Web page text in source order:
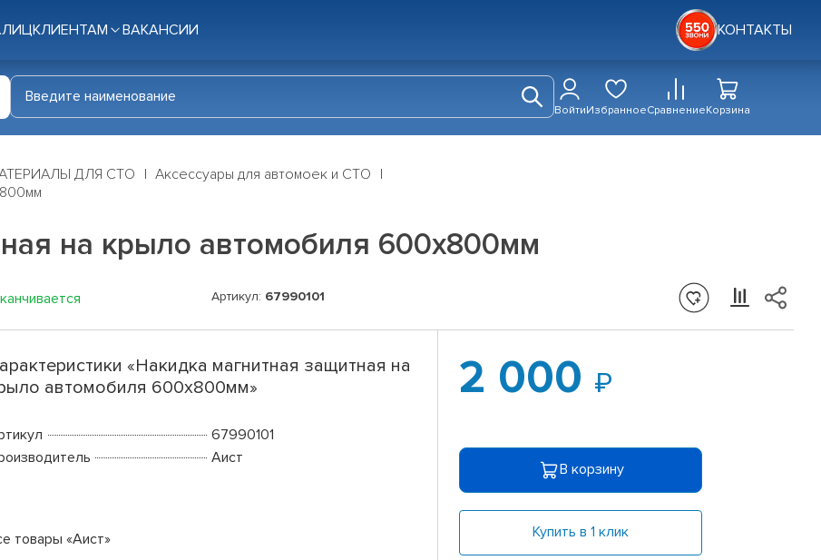
КЛИЕНТАМ ВАКАНСИИ КОНТАКТЫ
ВойтиИзбранноеСравнениеКорзина
ДЛЯ СТО
Аксессуары для автомоек и СТО
на крыло автомобиля 600х800мм
Артикул: 67990101
«Накидка магнитная защитная на
автомобиля 600х800мм»
67990101
Аист
товары «Аист»
2 000
В корзину
Купить в 1 клик